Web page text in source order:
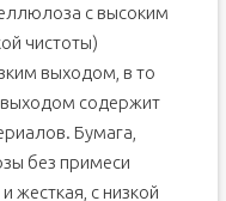
с высоким
чистоты)
выходом, в то
содержит
Бумага,
без примеси
жесткая, с низкой